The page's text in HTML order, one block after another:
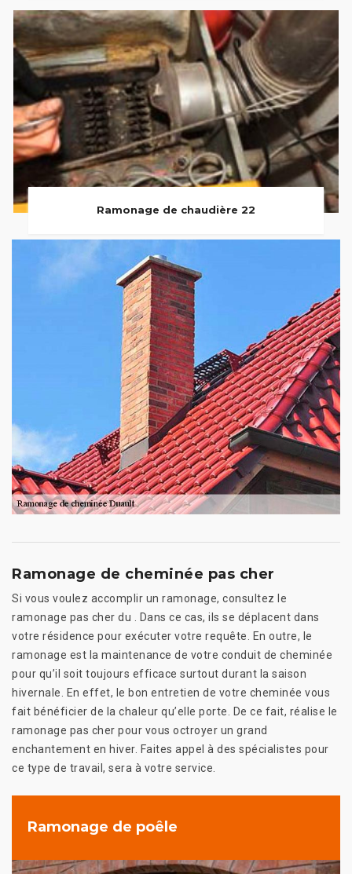
Ramonage de chaudière 22
Ramonage de cheminée pas cher
Si vous voulez accomplir un ramonage, consultez le
ramonage pas cher du . Dans ce cas, ils se déplacent dans
votre résidence pour exécuter votre requête. En outre, le
ramonage est la maintenance de votre conduit de cheminée
pour qu’il soit toujours efficace surtout durant la saison
hivernale. En effet, le bon entretien de votre cheminée vous
fait bénéficier de la chaleur qu’elle porte. De ce fait, réalise le
ramonage pas cher pour vous octroyer un grand
enchantement en hiver. Faites appel à des spécialistes pour
ce type de travail, sera à votre service.
Ramonage de poêle